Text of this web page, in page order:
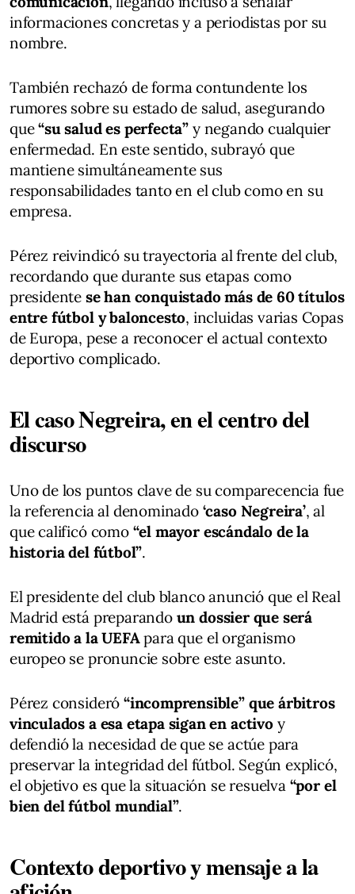
informaciones concretas y a periodistas por su
nombre.
También rechazó de forma contundente los
rumores sobre su estado de salud, asegurando
que“su salud es perfecta” y negando cualquier
enfermedad. En este sentido, subrayó que
mantiene simultáneamente sus
responsabilidades tanto en el club como en su
empresa.
Pérez reivindicó su trayectoria al frente del club,
recordando que durante sus etapas como
presidente se han conquistado más de 60 títulos
entre fútbol y baloncesto, incluidas varias Copas
de Europa, pese a reconocer el actual contexto
deportivo complicado.
El caso Negreira, en el centro del
discurso
Uno de los puntos clave de su comparecencia fue
la referencia al denominado ‘caso Negreira’, al
que calificó como “el mayor escándalo de la
historia del fútbol”.
El presidente del club blanco anunció que el Real
Madrid está preparando un dossier que será
remitido a la UEFApara que el organismo
europeo se pronuncie sobre este asunto.
Pérez consideró “incomprensible” que árbitros
vinculados a esa etapa sigan en activoy
defendió la necesidad de que se actúe para
preservar la integridad del fútbol. Según explicó,
el objetivo es que la situación se resuelva “por el
bien del fútbol mundial”.
Contexto deportivo y mensaje a la